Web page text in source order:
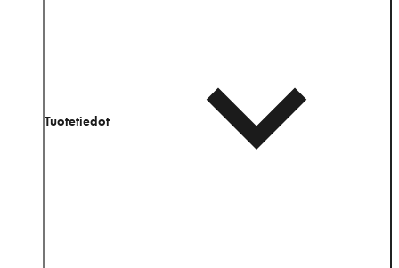
Tuotetiedot